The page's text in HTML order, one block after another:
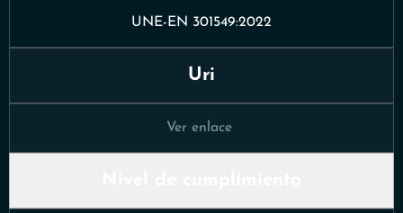
UNE-EN 301549:2022
Uri
Ver enlace